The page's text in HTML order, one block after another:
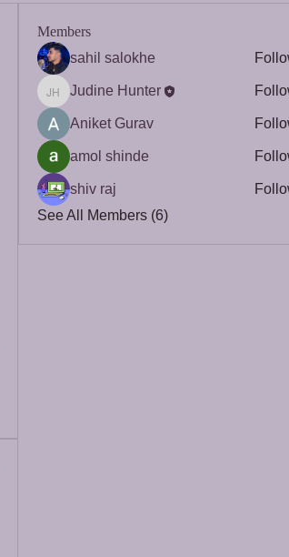
Members
sahil salokhe
Judine Hunter
Judine Hunter
Aniket Gurav
amol shinde
shiv raj
See All Members (6)